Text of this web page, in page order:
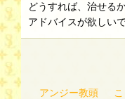
どうすれば、治せる
アドバイスが欲しい
アンジー教頭